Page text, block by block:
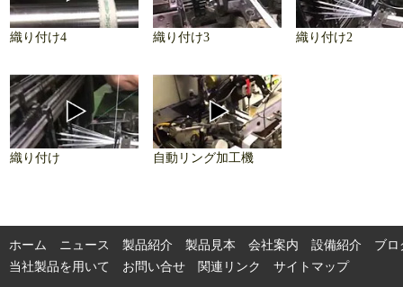
織り付け4 織り付け3 織り付け2
織り付け 自動リング加工機
ホーム ニュース 製品紹介 製品見本 会社案内 設備紹介
ブロ
当社製品を用いて
お問い合せ 関連リンク サイトマップ